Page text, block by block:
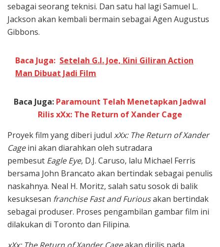
sebagai seorang teknisi. Dan satu hal lagi Samuel L.
Jackson akan kembali bermain sebagai Agen Augustus
Gibbons.
Baca Juga: Setelah G.I. Joe, Kini Giliran Action
Man Dibuat Jadi Film
Baca Juga: Paramount Telah Menetapkan Jadwal
Rilis xXx: The Return of Xander Cage
Proyek film yang diberi judul xXx: The Return of Xander
Cageini akan diarahkan oleh sutradara
pembesut Eagle Eye, D.J. Caruso, lalu Michael Ferris
bersama John Brancato akan bertindak sebagai penulis
naskahnya. Neal H. Moritz, salah satu sosok di balik
kesuksesan franchise Fast and Furiousakan bertindak
sebagai produser. Proses pengambilan gambar film ini
dilakukan di Toronto dan Filipina.